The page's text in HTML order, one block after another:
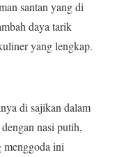
santan yang di
daya tarik
yang lengkap.
di sajikan dalam
nasi putih,
menggoda ini